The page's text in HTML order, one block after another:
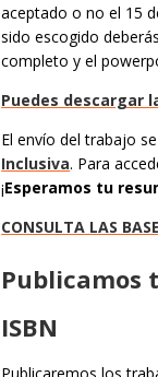
aceptado o no el 15
sido escogido
completo y el
Puedes descargar
El envío del trabajo
Inclusiva. Para
¡Esperamos tu
CONSULTA LAS
Publicamos
ISBN